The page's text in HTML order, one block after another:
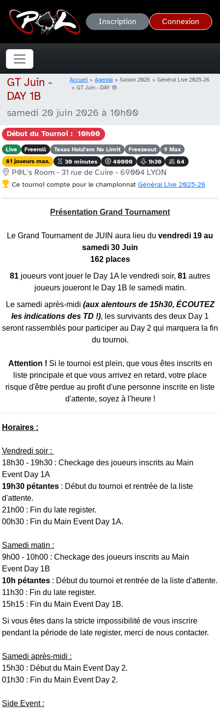
Inscription Connexion
GT Juin -
DAY 1B
Accueil Agenda Saison 2026
Général Live 2025-26
GT Juin - DAY 1B
samedi 20 juin 2026 à 10h00
Début du Tournoi : 10h00
Live Freeroll Texas Hold'em No Limit Freezeout
9 Max
81 joueurs max.
30 minutes 40000 1h30 64
P@L's Room - 31 rue de Cuire - 69004 LYON
Ce tournoi compte pour le championnat Général Live 2025-26
Présentation Grand Tournament
Le Grand Tournament de JUIN aura lieu du vendredi 19 au
samedi 30 Juin
162 places
81 joueurs vont jouer le Day 1A le vendredi soir, 81 autres
joueurs joueront le Day 1B le samedi matin.
Le samedi après-midi (aux alentours de 15h30, ÉCOUTEZ
les indications des TD !), les survivants des deux Day 1
seront rassemblés pour participer au Day 2 qui marquera la fin
du tournoi.
Attention ! Si le tournoi est plein, que vous êtes inscrits en
liste principale et que vous arrivez en retard, votre place
risque d'être perdue au profit d'une personne inscrite en liste
d'attente, soyez à l'heure !
Horaires :
Vendredi soir :
18h30 - 19h30 : Checkage des joueurs inscrits au Main
Event Day 1A
19h30 pétantes : Début du tournoi et rentrée de la liste
d'attente.
21h00 : Fin du late register.
00h30 : Fin du Main Event Day 1A.
Samedi matin :
9h00 - 10h00 : Checkage des joueurs inscrits au Main
Event Day 1B
10h pétantes : Début du tournoi et rentrée de la liste d'attente.
11h30 : Fin du late register.
15h15 : Fin du Main Event Day 1B.
Si vous êtes dans la stricte impossibilité de vous inscrire
pendant la période de late register, merci de nous contacter.
Samedi après-midi :
15h30 : Début du Main Event Day 2.
01h30 : Fin du Main Event Day 2.
Side Event :